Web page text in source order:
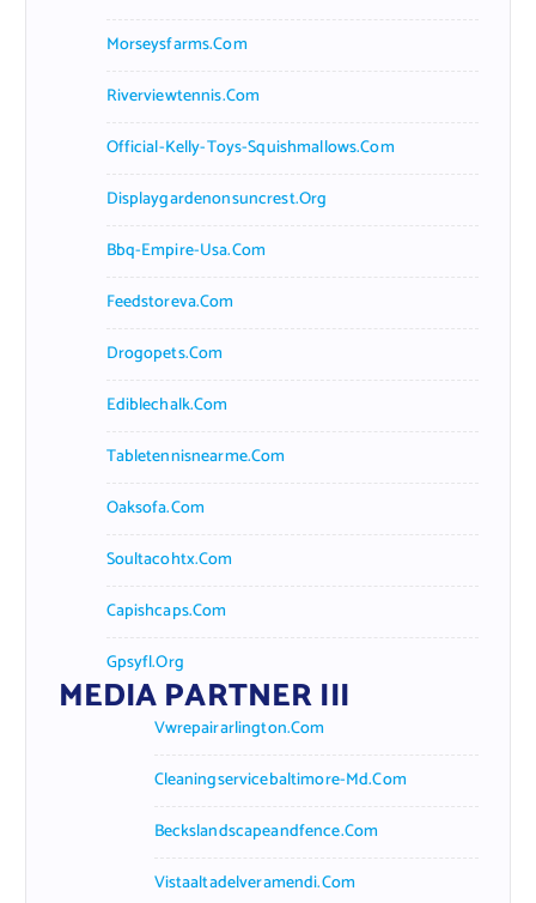
Morseysfarms.com
Riverviewtennis.com
Official-Kelly-Toys-Squishmallows.com
Displaygardenonsuncrest.org
Bbq-Empire-Usa.com
Feedstoreva.com
Drogopets.com
Ediblechalk.com
Tabletennisnearme.com
Oaksofa.com
Soultacohtx.com
Capishcaps.com
Gpsyfl.org
MEDIA PARTNER III
Vwrepairarlington.com
Cleaningservicebaltimore-Md.com
Beckslandscapeandfence.com
Vistaaltadelveramendi.com